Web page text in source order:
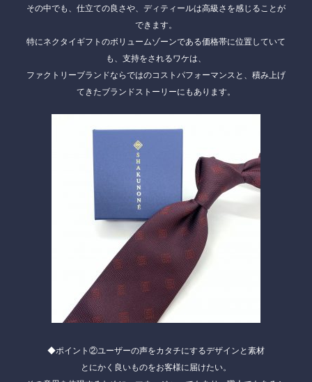
その中でも、仕立ての良さや、ディティールは高級さを感じることが
できます。
特にネクタイギフトのボリュームゾーンである価格帯に位置していて
も、支持をされるワケは、
ファクトリーブランドならではのコストパフォーマンスと、積み上げ
てきたブランドストーリーにもあります。
◆ポイント②ユーザーの声をカタチにするデザインと素材
とにかく良いものをお客様に届けたい。